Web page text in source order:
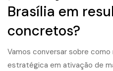
Brasília em
concretos?
Vamos conversar sobre como
estratégica em ativação de